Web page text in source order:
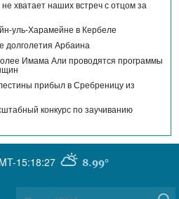
хватает наших встреч с отцом за
уль-Харамейне в Кербеле
долголетия Арбаина
Имама Али проводятся программы
прибыл в Сребреницу из
конкурс по заучиванию
15:18:27 8.99°